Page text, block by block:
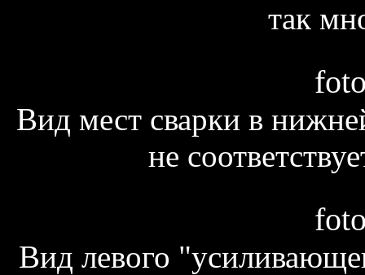
так
Вид мест сварки в
не
Вид левого